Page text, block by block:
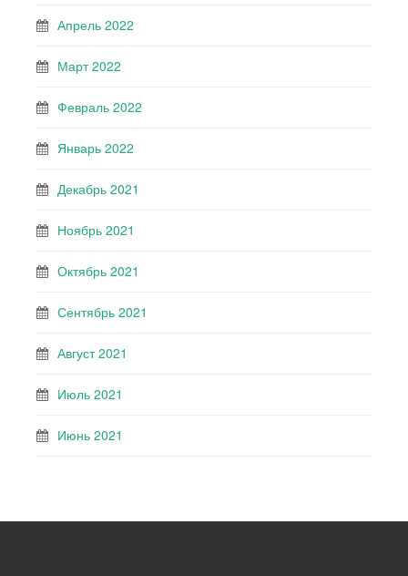
Апрель 2022
Март 2022
Февраль 2022
Январь 2022
Декабрь 2021
Ноябрь 2021
Октябрь 2021
Сентябрь 2021
Август 2021
Июль 2021
Июнь 2021